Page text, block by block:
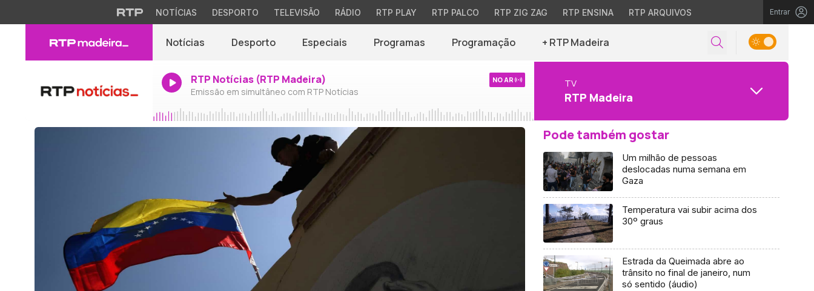
NOTÍCIAS DESPORTO TELEVISÃO RÁDIO RTP PLAY RTP PALCO RTP ZIG ZAG RTP ENSINA RTP ARQUIVOS Entrar
Notícias Desporto Especiais Programas Programação + RTP Madeira
RTP Notícias (RTP Madeira)
Emissão em simultâneo com RTP Notícias
NO AR TV
RTP Madeira
Pode também gostar
Um milhão de pessoas
deslocadas numa semana em
Gaza
Temperatura vai subir acima dos
30º graus
Estrada da Queimada abre ao
trânsito no final de janeiro, num
só sentido (áudio)